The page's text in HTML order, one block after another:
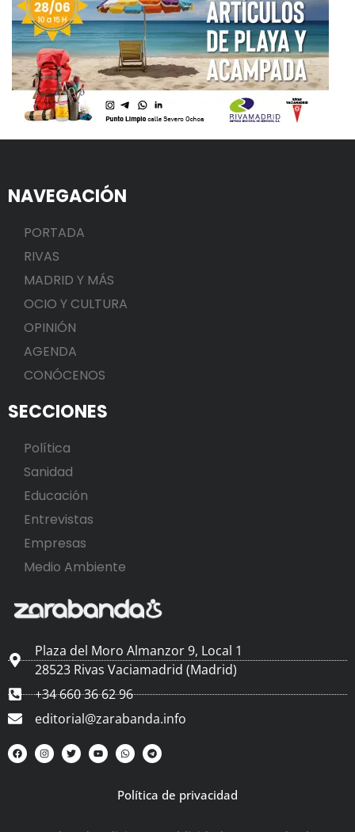
NAVEGACIÓN
PORTADA
RIVAS
MADRID Y MÁS
OCIO Y CULTURA
OPINIÓN
AGENDA
CONÓCENOS
SECCIONES
Política
Sanidad
Educación
Entrevistas
Empresas
Medio Ambiente
Plaza del Moro Almanzor 9, Local 1
28523 Rivas Vaciamadrid (Madrid)
+34 660 36 62 96
editorial@zarabanda.info
Política de privacidad